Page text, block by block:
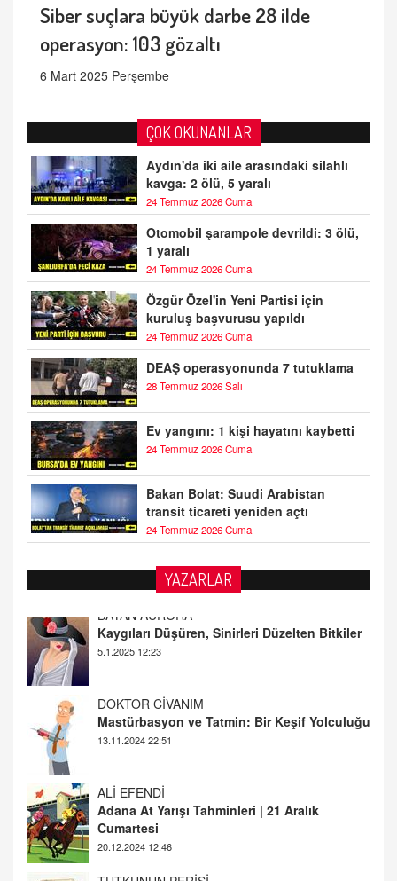
Siber suçlara büyük darbe 28 ilde
operasyon: 103 gözaltı
6 Mart 2025 Perşembe
ÇOK OKUNANLAR
Aydın'da iki aile arasındaki silahlı
kavga: 2 ölü, 5 yaralı
24 Temmuz 2026 Cuma
Otomobil şarampole devrildi: 3 ölü,
1 yaralı
24 Temmuz 2026 Cuma
Özgür Özel'in Yeni Partisi için
kuruluş başvurusu yapıldı
24 Temmuz 2026 Cuma
DEAŞ operasyonunda 7 tutuklama
28 Temmuz 2026 Salı
Ev yangını: 1 kişi hayatını kaybetti
24 Temmuz 2026 Cuma
Bakan Bolat: Suudi Arabistan
transit ticareti yeniden açtı
24 Temmuz 2026 Cuma
YAZARLAR
DOKTOR CİVANIM
Mastürbasyon ve Tatmin: Bir Keşif Yolculuğu
ALİ EFENDİ
Adana At Yarışı Tahminleri | 21 Aralık
Cumartesi
TUTKUNUN PERİSİ
Sağlıklı Bir Cinsel Yaşam ile İlgili Bilinmesi
Gerekenler